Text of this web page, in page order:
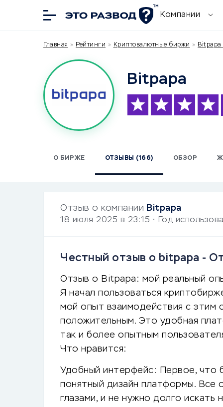
Компании
Главная » Рейтинги » Криптовалютные биржи » Bitpapa
Bitpapa
О БИРЖЕ ОТЗЫВЫ (166) ОБЗОР
Отзыв о компании Bitpapa
18 июля 2025 в 23:15 • Год
Честный отзыв о bitpapa -
Отзыв о Bitpapa: мой реальный
Я начал пользоваться
мой опыт взаимодействия с этим
положительным. Это удобная
так и более опытным
Что нравится:
Удобный интерфейс: Первое, что
понятный дизайн платформы. Все
глазами, и не нужно долго